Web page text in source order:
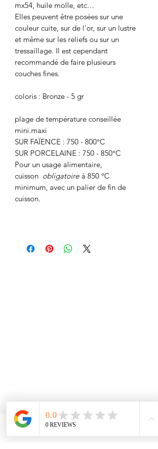
mx54, huile molle, etc…
Elles peuvent être posées sur une
couleur cuite, sur de l’or, sur un lustre
et même sur les reliefs ou sur un
tressaillage. Il est cependant
recommandé de faire plusieurs
couches fines.
coloris : Bronze - 5 gr
plage de température conseillée
mini.maxi
SUR FAÏENCE : 750 - 800°C
SUR PORCELAINE : 750 - 850°C
Pour un usage alimentaire,
cuisson obligatoire à 850 °C
minimum, avec un palier de fin de
cuisson.